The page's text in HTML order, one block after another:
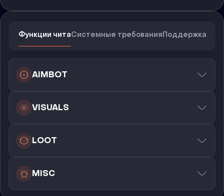
Функции читаСистемные требованияПоддержка
AIMBOT
VISUALS
LOOT
MISC